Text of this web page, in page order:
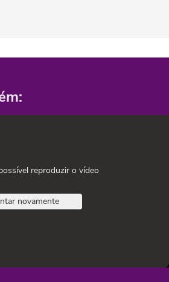
reproduzir o vídeo
novamente